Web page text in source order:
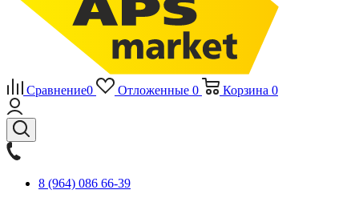
Сравнение0 Отложенные 0 Корзина 0
8 (964) 086 66-39